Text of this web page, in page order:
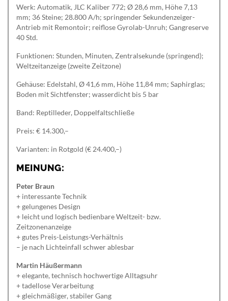
Werk: Automatik, JLC Kaliber 772; Ø 28,6 mm, Höhe 7,13
mm; 36 Steine; 28.800 A/h; springender Sekundenzeiger-
Antrieb mit Remontoir; reiflose Gyrolab-Unruh; Gangreserve
40 Std.
Funktionen: Stunden, Minuten, Zentralsekunde (springend);
Weltzeitanzeige (zweite Zeitzone)
Gehäuse: Edelstahl, Ø 41,6 mm, Höhe 11,84 mm; Saphirglas;
Boden mit Sichtfenster; wasserdicht bis 5 bar
Band: Reptilleder, Doppelfaltschließe
Preis: € 14.300,–
Varianten: in Rotgold (€ 24.400,–)
MEINUNG:
Peter Braun
+ interessante Technik
+ gelungenes Design
+ leicht und logisch bedienbare Weltzeit- bzw.
Zeitzonenanzeige
+ gutes Preis-Leistungs-Verhältnis
– je nach Lichteinfall schwer ablesbar
Martin Häußermann
+ elegante, technisch hochwertige Alltagsuhr
+ tadellose Verarbeitung
+ gleichmäßiger, stabiler Gang